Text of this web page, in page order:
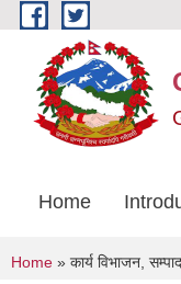
Skip to main content
Home
You are
Home » कार्य विभाजन,